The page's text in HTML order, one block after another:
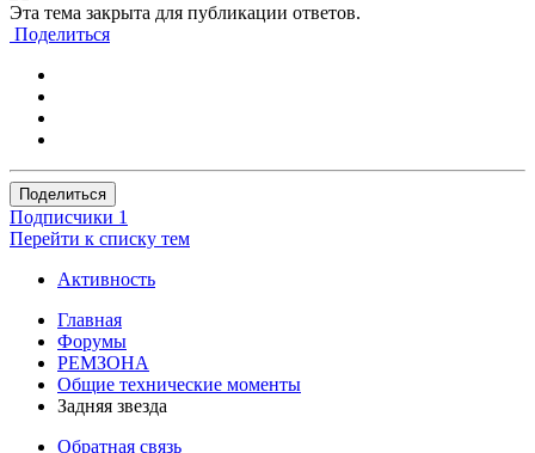
Эта тема закрыта для публикации ответов.
Поделиться
Поделиться
Подписчики 1
Перейти к списку тем
Активность
Главная
Форумы
РЕМЗОНА
Общие технические моменты
Задняя звезда
Обратная связь